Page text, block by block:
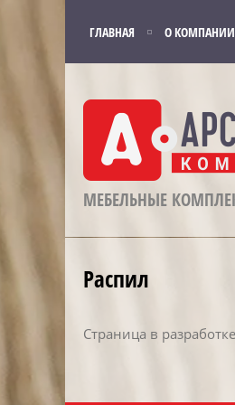
ГЛАВНАЯ О КОМПАНИИ
МЕБЕЛЬНЫЕ
Распил
Страница в